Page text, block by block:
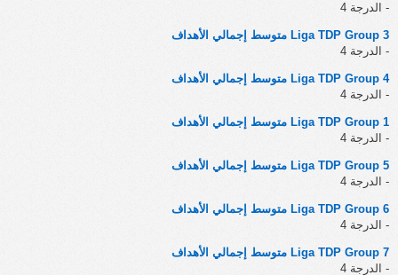
- الدرجة 4
Liga TDP Group 3 متوسط إجمالي الأهداف
- الدرجة 4
Liga TDP Group 4 متوسط إجمالي الأهداف
- الدرجة 4
Liga TDP Group 1 متوسط إجمالي الأهداف
- الدرجة 4
Liga TDP Group 5 متوسط إجمالي الأهداف
- الدرجة 4
Liga TDP Group 6 متوسط إجمالي الأهداف
- الدرجة 4
Liga TDP Group 7 متوسط إجمالي الأهداف
- الدرجة 4